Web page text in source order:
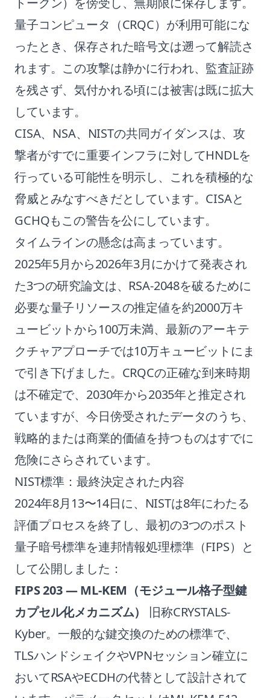
量子コンピュータ（CRQC）が利用可能にな
ったとき、保存された暗号文は遡って解読さ
れます。この攻撃は静かに行われ、監査証跡
を残さず、気付かれる頃には被害は既に拡大
しています。
CISA、NSA、NISTの共同ガイダンスは、攻
撃者がすでに重要インフラに対してHNDLを
行っている可能性を明示し、これを積極的な
脅威とみなすべきだとしています。CISAと
GCHQもこの警告を公にしています。
タイムラインの懸念は高まっています。
2025年5月から2026年3月にかけて発表され
た3つの研究論文は、RSA-2048を破るために
必要な量子リソースの推定値を約2000万キ
ュービットから100万未満、最新のアーキテ
クチャアプローチでは10万キュービットにま
で引き下げました。CRQCの正確な到来時期
は不確定で、2030年から2035年と推定され
ていますが、今日傍受されたデータのうち、
戦略的または商業的価値を持つものはすでに
危険にさらされています。
NIST標準：最終決定された内容
2024年8月13〜14日に、NISTは8年にわたる
評価プロセスを終了し、最初の3つのポスト
量子暗号標準を連邦情報処理標準（FIPS）と
して公開しました：
FIPS 203 — ML-KEM（モジュール格子型鍵
カプセル化メカニズム）
旧称CRYSTALS-
Kyber。一般的な鍵交換のための標準で、
TLSハンドシェイクやVPNセッション確立に
おいてRSAやECDHの代替として設計されて